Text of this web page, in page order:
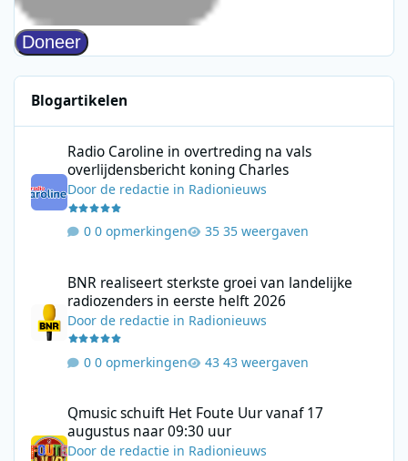
Blogartikelen
Radio Caroline in overtreding na vals
overlijdensbericht koning Charles
Doorde redactie in Radionieuws
0 opmerkingen 35 weergaven
BNR realiseert sterkste groei van landelijke
radiozenders in eerste helft 2026
Doorde redactie in Radionieuws
0 opmerkingen 43 weergaven
Qmusic schuift Het Foute Uur vanaf 17
augustus naar 09:30 uur
Doorde redactie in Radionieuws